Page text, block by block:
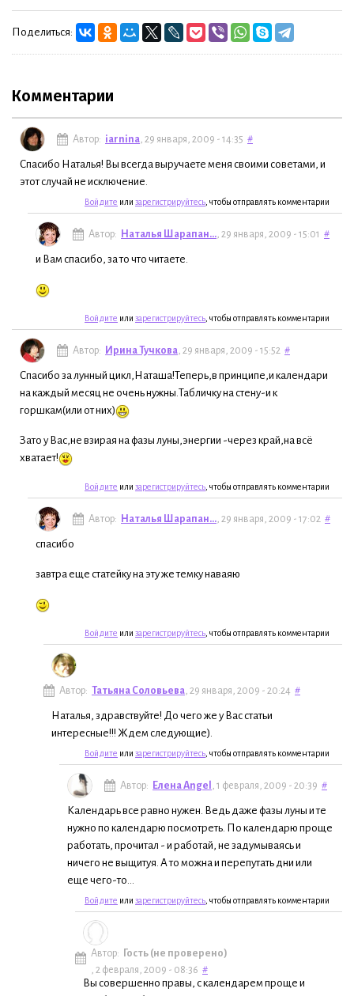
Поделиться:
Комментарии
Автор: iarnina , 29 января, 2009 - 14:35 #
Спасибо Наталья! Вы всегда выручаете меня своими советами, и
этот случай не исключение.
Войдите или зарегистрируйтесь , чтобы отправлять комментарии
Автор: Наталья Шарапан... , 29 января, 2009 - 15:01 #
и Вам спасибо, за то что читаете.
Войдите или зарегистрируйтесь , чтобы отправлять комментарии
Автор: Ирина Тучкова , 29 января, 2009 - 15:52 #
Спасибо за лунный цикл,Наташа!Теперь,в принципе,и календари
на каждый месяц не очень нужны.Табличку на стену-и к
горшкам(или от них)
Зато у Вас,не взирая на фазы луны,энергии -через край,на всё
хватает!
Войдите или зарегистрируйтесь , чтобы отправлять комментарии
Автор: Наталья Шарапан... , 29 января, 2009 - 17:02 #
спасибо
завтра еще статейку на эту же темку наваяю
Войдите или зарегистрируйтесь , чтобы отправлять комментарии
Автор: Татьяна Соловьева , 29 января, 2009 - 20:24 #
Наталья, здравствуйте! До чего же у Вас статьи
интересные!!! Ждем следующие).
Войдите или зарегистрируйтесь , чтобы отправлять комментарии
Автор: Елена Angel , 1 февраля, 2009 - 20:39 #
Календарь все равно нужен. Ведь даже фазы луны и те
нужно по календарю посмотреть. По календарю проще
работать, прочитал - и работай, не задумываясь и
ничего не выщитуя. А то можна и перепутать дни или
еще чего-то...
Войдите или зарегистрируйтесь , чтобы отправлять комментарии
Автор:
Гость (не проверено)
, 2 февраля, 2009 - 08:36 #
Вы совершенно правы, с календарем проще и